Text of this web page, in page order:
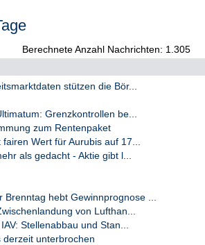
das kommende Jahr auf den Weg bringen
ins Parlament eingebracht werden, und
vor. Wenn dies nicht gelingt, würde dies
und wirtschaftlich behindern.
im Präsidentenamt gescheitert. Michel
sowohl bei der Suche nach einem Konsens in
ist offen. Seit der vorgezogenen
politische Blöcke geteilt, die
keine tragfähigen Bündnisse bilden und
sind in Frankreich unüblich.
Prozent die dritthöchste Schuldenquote in
gehören zu den höchsten in Europa.
bereits im Juli 2024 ein Defizitverfahren
Berechnete Anzahl Nachrichten: 1.305
stützen die Bör...
Grenzkontrollen be...
zum Rentenpaket
Wert für Aurubis auf 17...
als gedacht - Aktie gibt l...
hebt Gewinnprognose ...
von Lufthan...
Stellenabbau und Stan...
derzeit unterbrochen